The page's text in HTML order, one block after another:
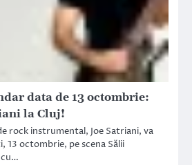
data de 13 octombrie:
la Cluj!
rock instrumental, Joe Satriani, va
13 octombrie, pe scena Sălii
cu…